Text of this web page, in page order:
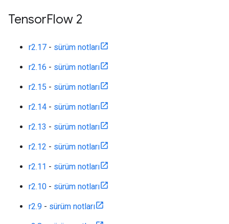
TensorFlow 2
r2.17 - sürüm notları
r2.16 - sürüm notları
r2.15 - sürüm notları
r2.14 - sürüm notları
r2.13 - sürüm notları
r2.12 - sürüm notları
r2.11 - sürüm notları
r2.10 - sürüm notları
r2.9 - sürüm notları